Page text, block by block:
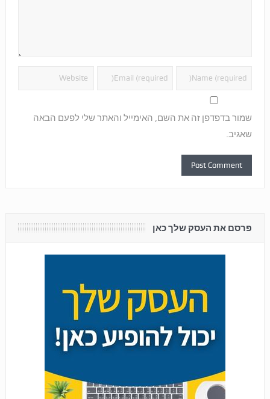
שמור בדפדפן זה את השם, האימייל והאתר שלי לפעם הבאה
שאגיב.
פרסם את העסק שלך כאן